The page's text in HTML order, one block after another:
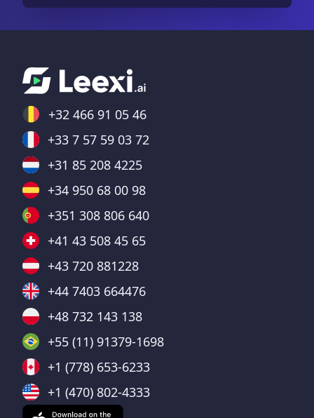
+32 466 91 05 46
+33 7 57 59 03 72
+31 85 208 4225
+34 950 68 00 98
+351 308 806 640
+41 43 508 45 65
+43 720 881228
+44 7403 664476
+48 732 143 138
+55 (11) 91379-1698
+1 (778) 653-6233
+1 (470) 802-4333